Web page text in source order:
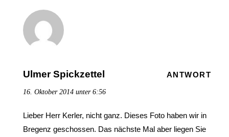
Ulmer Spickzettel
16. Oktober 2014 unter 6:56
ANTWORT
Lieber Herr Kerler, nicht ganz. Dieses Foto haben wir in
Bregenz geschossen. Das nächste Mal aber liegen Sie